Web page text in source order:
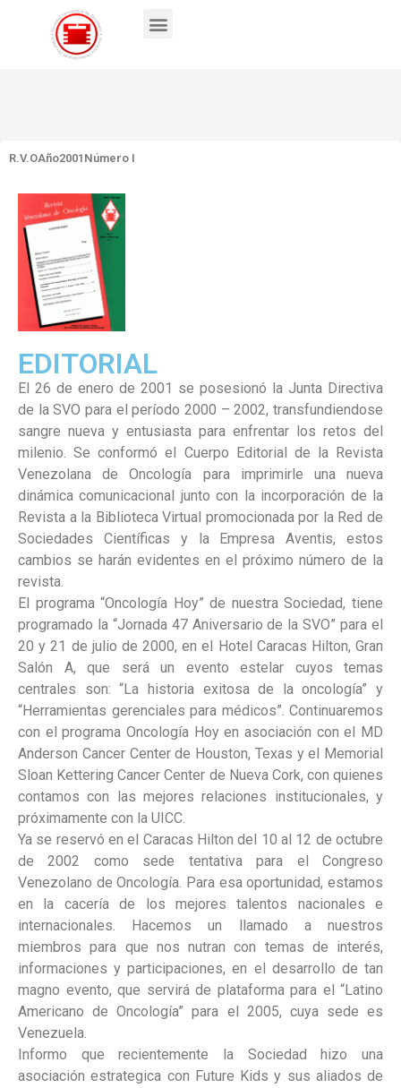
R.V.OAño2001 Número I
EDITORIAL
El 26 de enero de 2001 se posesionó la Junta Directiva
de la SVO para el período 2000 – 2002, transfundiendose
sangre nueva y entusiasta para enfrentar los retos del
milenio. Se conformó el Cuerpo Editorial de la Revista
Venezolana de Oncología para imprimirle una nueva
dinámica comunicacional junto con la incorporación de la
Revista a la Biblioteca Virtual promocionada por la Red de
Sociedades Científicas y la Empresa Aventis, estos
cambios se harán evidentes en el próximo número de la
revista.
El programa “Oncología Hoy” de nuestra Sociedad, tiene
programado la “Jornada 47 Aniversario de la SVO” para el
20 y 21 de julio de 2000, en el Hotel Caracas Hilton, Gran
Salón A, que será un evento estelar cuyos temas
centrales son: “La historia exitosa de la oncología” y
“Herramientas gerenciales para médicos”. Continuaremos
con el programa Oncología Hoy en asociación con el MD
Anderson Cancer Center de Houston, Texas y el Memorial
Sloan Kettering Cancer Center de Nueva Cork, con quienes
contamos con las mejores relaciones institucionales, y
próximamente con la UICC.
Ya se reservó en el Caracas Hilton del 10 al 12 de octubre
de 2002 como sede tentativa para el Congreso
Venezolano de Oncología. Para esa oportunidad, estamos
en la cacería de los mejores talentos nacionales e
internacionales. Hacemos un llamado a nuestros
miembros para que nos nutran con temas de interés,
informaciones y participaciones, en el desarrollo de tan
magno evento, que servirá de plataforma para el “Latino
Americano de Oncología” para el 2005, cuya sede es
Venezuela.
Informo que recientemente la Sociedad hizo una
asociación estrategica con Future Kids y sus aliados de